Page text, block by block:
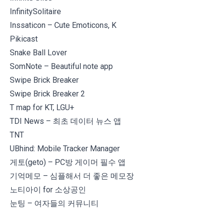
InfinitySolitaire
Inssaticon – Cute Emoticons, K
Pikicast
Snake Ball Lover
SomNote – Beautiful note app
Swipe Brick Breaker
Swipe Brick Breaker 2
T map for KT, LGU+
TDI News – 최초 데이터 뉴스 앱
TNT
UBhind: Mobile Tracker Manager
게토(geto) – PC방 게이머 필수 앱
기억메모 – 심플해서 더 좋은 메모장
노티아이 for 소상공인
눈팅 – 여자들의 커뮤니티